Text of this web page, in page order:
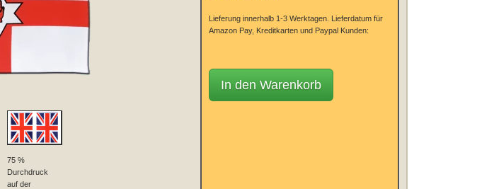
75 %
Durchdruck
auf der
Lieferung innerhalb 1-3 Werktagen.
Lieferdatum für
Amazon Pay, Kreditkarten und Paypal Kunden:
In den Warenkorb